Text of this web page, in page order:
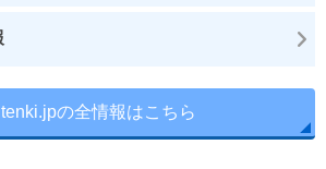
tenki.jpの全情報はこちら